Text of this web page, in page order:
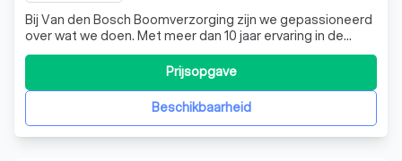
Bij Van den Bosch Boomverzorging zijn we gepassioneerd
over wat we doen. Met meer dan 10 jaar ervaring in de
groensector, zijn we een jong bedrijf dat elke dag streeft
naar 100% klanttevredenheid. Onze diensten omvatten
het rooien, kappen en snoeien van bomen. Bij het rooien
wordt de volledige boom,Beschikbaarheid
Prijsopgave